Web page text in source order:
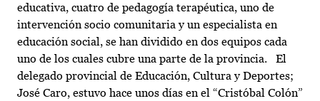
educativa, cuatro de pedagogía terapéutica, uno de
intervención socio comunitaria y un especialista en
educación social, se han dividido en dos equipos cada
uno de los cuales cubre una parte de la provincia. El
delegado provincial de Educación, Cultura y Deportes;
José Caro, estuvo hace unos días en el “Cristóbal Colón”